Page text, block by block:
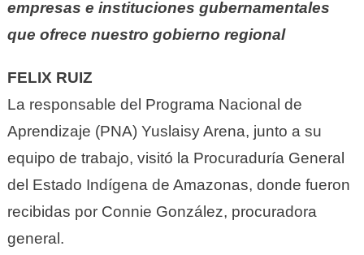
empresas e instituciones gubernamentales
que ofrece nuestro gobierno regional
FELIX RUIZ
La responsable del Programa Nacional de
Aprendizaje (PNA) Yuslaisy Arena, junto a su
equipo de trabajo, visitó la Procuraduría General
del Estado Indígena de Amazonas, donde fueron
recibidas por Connie González, procuradora
general.